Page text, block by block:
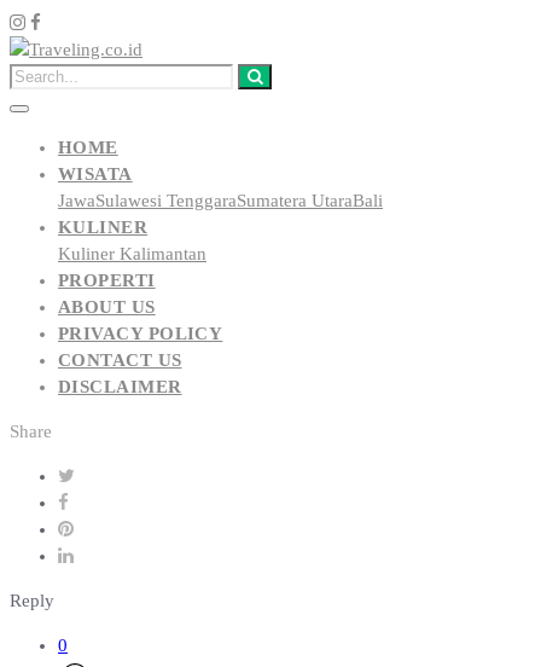
HOME
WISATA
JawaSulawesi TenggaraSumatera UtaraBali
KULINER
Kuliner Kalimantan
PROPERTI
ABOUT US
PRIVACY POLICY
CONTACT US
DISCLAIMER
Share
Reply
0